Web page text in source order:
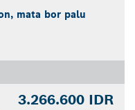
mata bor palu
3.266.600 IDR